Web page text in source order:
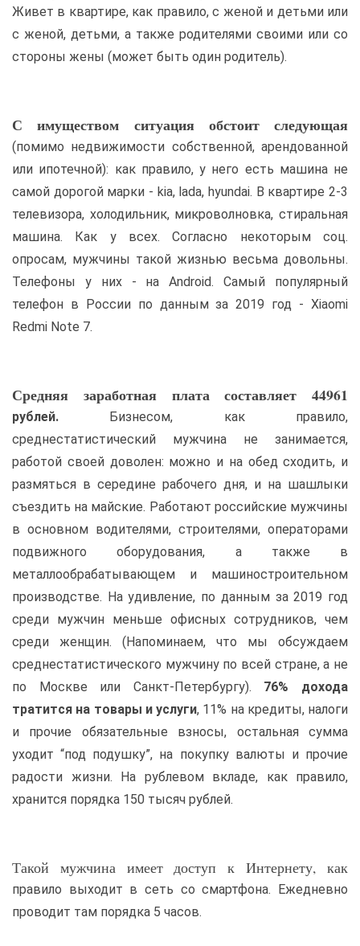
Живет в квартире, как правило, с женой и детьми или
с женой, детьми, а также родителями своими или со
стороны жены (может быть один родитель).
С имуществом ситуация обстоит следующая
(помимо недвижимости собственной, арендованной
или ипотечной): как правило, у него есть машина не
самой дорогой марки - kia, lada, hyundai. В квартире 2-3
телевизора, холодильник, микроволновка, стиральная
машина. Как у всех. Согласно некоторым соц.
опросам, мужчины такой жизнью весьма довольны.
Телефоны у них - на Android. Самый популярный
телефон в России по данным за 2019 год - Xiaomi
Redmi Note 7.
Средняя заработная плата составляет 44961
рублей. Бизнесом, как правило,
среднестатистический мужчина не занимается,
работой своей доволен: можно и на обед сходить, и
размяться в середине рабочего дня, и на шашлыки
съездить на майские. Работают российские мужчины
в основном водителями, строителями, операторами
подвижного оборудования, а также в
металлообрабатывающем и машиностроительном
производстве. На удивление, по данным за 2019 год
среди мужчин меньше офисных сотрудников, чем
среди женщин. (Напоминаем, что мы обсуждаем
среднестатистического мужчину по всей стране, а не
по Москве или Санкт-Петербургу). 76% дохода
тратится на товары и услуги, 11% на кредиты, налоги
и прочие обязательные взносы, остальная сумма
уходит “под подушку”, на покупку валюты и прочие
радости жизни. На рублевом вкладе, как правило,
хранится порядка 150 тысяч рублей.
Такой мужчина имеет доступ к Интернету, как
правило выходит в сеть со смартфона. Ежедневно
проводит там порядка 5 часов.